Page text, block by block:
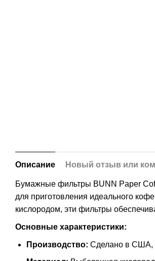
Описание Новый отзыв или
Бумажные фильтры BUNN Paper
для приготовления идеального
кислородом, эти фильтры
Основные характеристики:
Производство: Сделано в США,